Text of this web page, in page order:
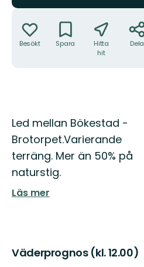
Besökt Spara
Hitta
hit
Dela
Beskrivning
Led mellan Bökestad -
Brotorpet.Varierande
terräng. Mer än 50% på
naturstig.
Läs mer
Väderprognos (kl. 12.00)